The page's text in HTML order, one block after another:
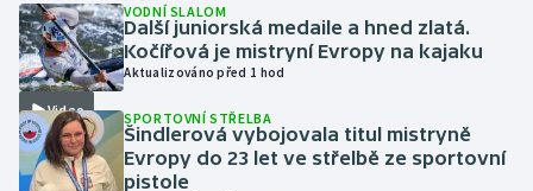
Jezdectví
Judo
Krasobruslení
Lezení
Video
VODNÍ SLALOM
Další juniorská medaile a hned zlatá.
Kočířová je mistryní Evropy na kajaku
Aktualizováno před 1 hod
SPORTOVNÍ STŘELBA
Šindlerová vybojovala titul mistryně
Evropy do 23 let ve střelbě ze sportovní
pistole